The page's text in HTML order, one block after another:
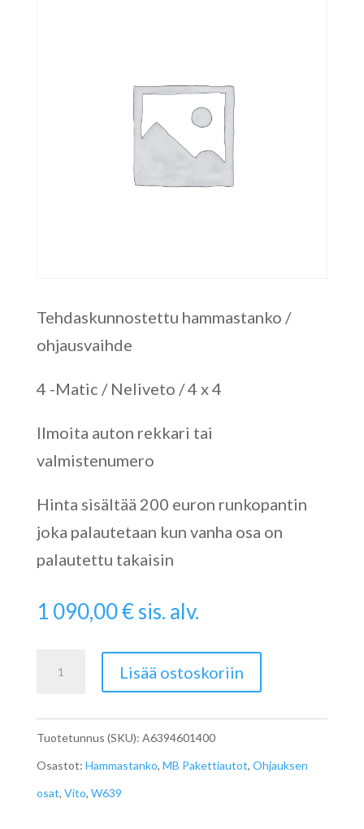
Tehdaskunnostettu hammastanko /
ohjausvaihde
4 -Matic / Neliveto / 4 x 4
Ilmoita auton rekkari tai
valmistenumero
Hinta sisältää 200 euron runkopantin
joka palautetaan kun vanha osa on
palautettu takaisin
1 090,00€sis. alv.
Hammastanko
W639
A6394601400
määrä
Lisää ostoskoriin
Tuotetunnus (SKU): A6394601400
Osastot: Hammastanko, MB Pakettiautot, Ohjauksen
osat, Vito, W639